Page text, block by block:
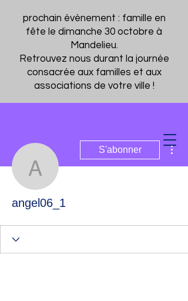
prochain évènement : famille en
fête le dimanche 30 octobre à
Mandelieu.
Retrouvez nous durant la journée
consacrée aux familles et aux
associations de votre ville !
Le Rond-Point des Familles
angel06_1
S'abonner
angel06_1